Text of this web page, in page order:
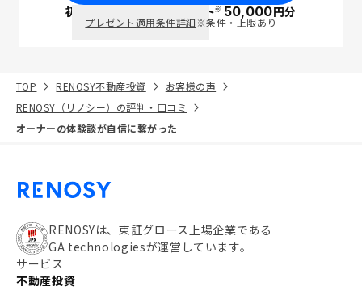
初回面談で ポイント※50,000円分
プレゼント適用条件詳細※条件・上限あり
TOP RENOSY不動産投資
お客様の声
RENOSY（リノシー）の評判・口コミ
オーナーの体験談が自信に繋がった
RENOSYは、東証グロース上場企業である
GA technologiesが運営しています。
サービス
不動産投資